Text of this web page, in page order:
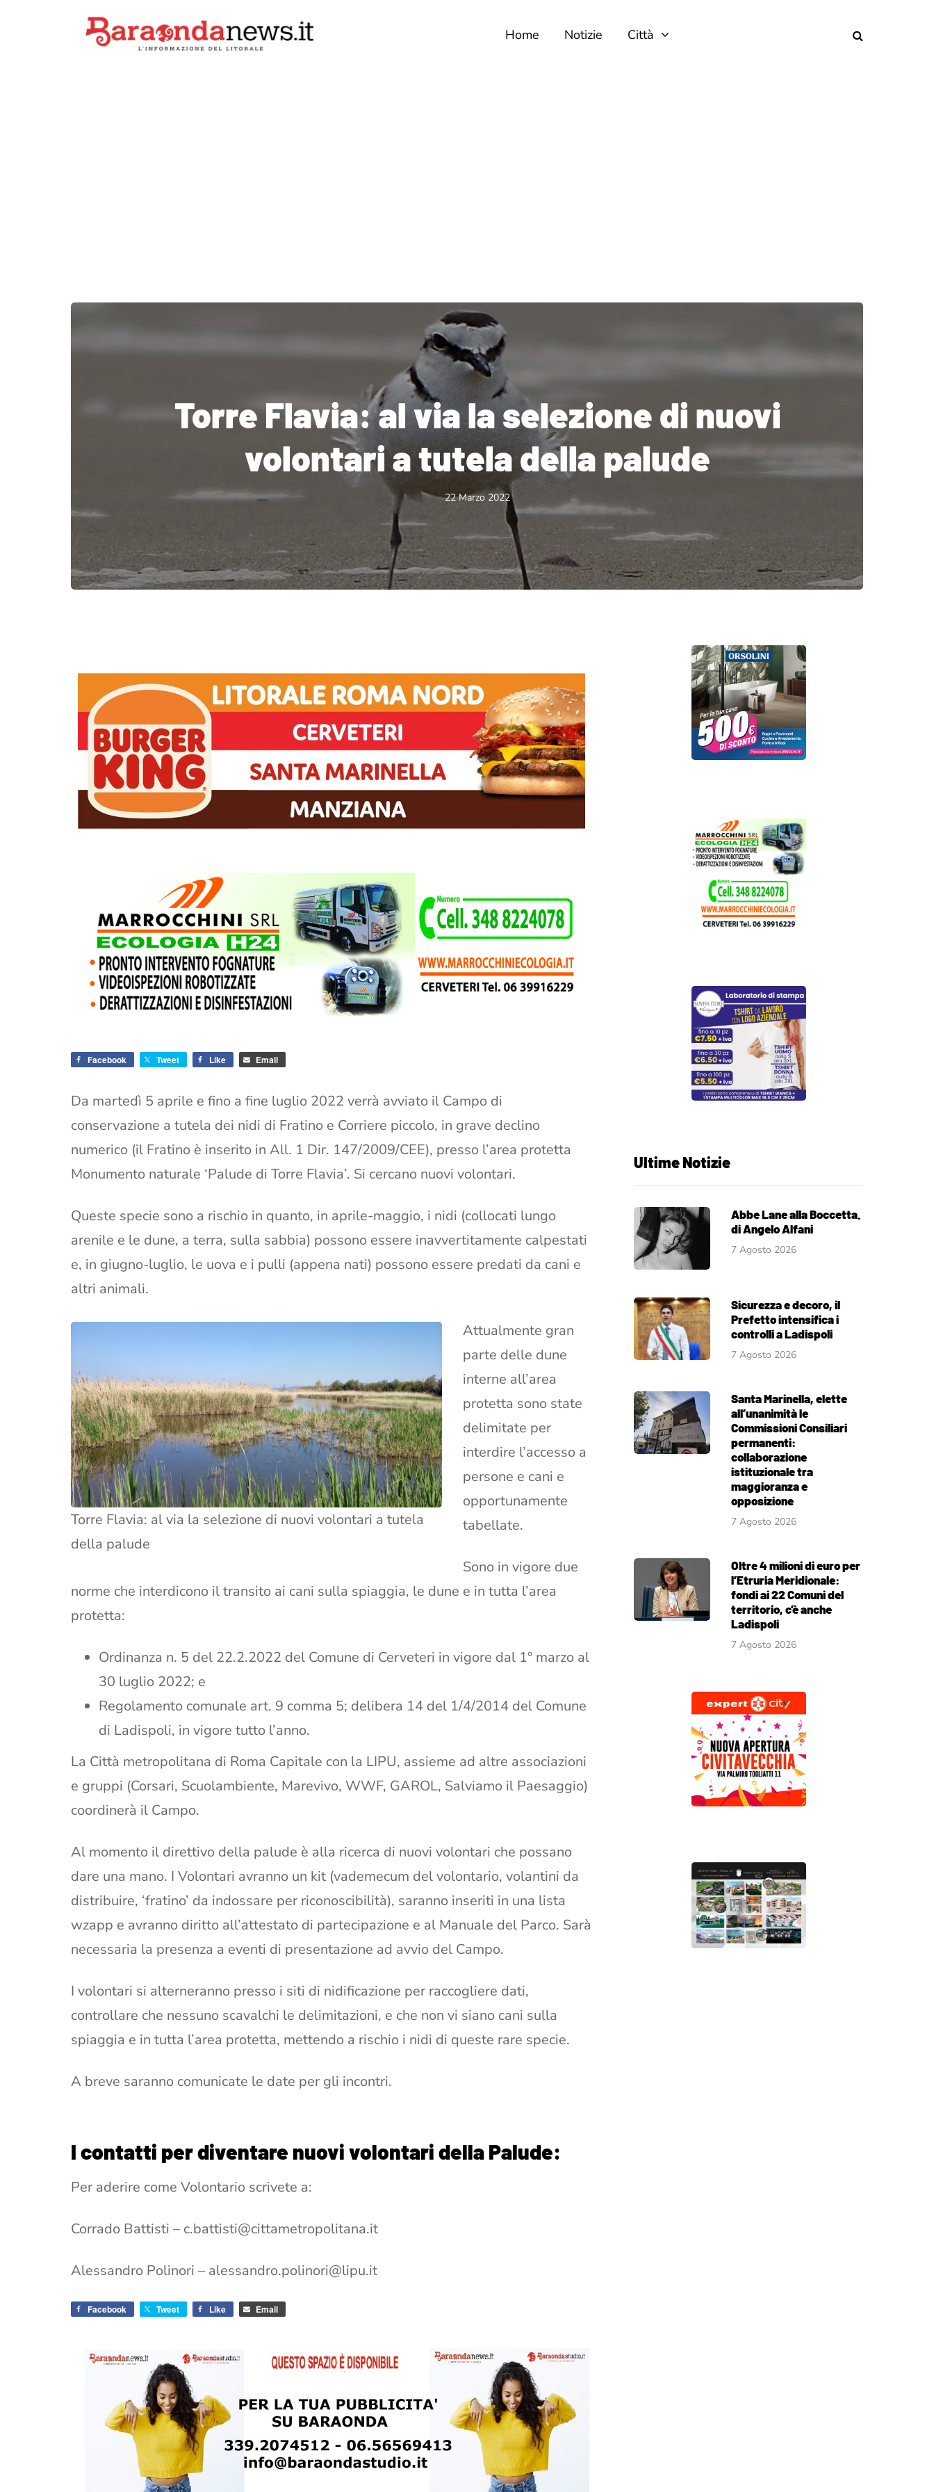
Home Notizie Città
Torre Flavia: al via la selezione di nuovi
volontari a tutela della palude
22 Marzo 2022
Facebook Tweet Like Email
Da martedì 5 aprile e fino a fine luglio 2022 verrà avviato il Campo di
conservazione a tutela dei nidi di Fratino e Corriere piccolo, in grave declino
numerico (il Fratino è inserito in All. 1 Dir. 147/2009/CEE), presso l’area protetta
Monumento naturale ‘Palude di Torre Flavia’. Si cercano nuovi volontari.
Queste specie sono a rischio in quanto, in aprile-maggio, i nidi (collocati lungo
arenile e le dune, a terra, sulla sabbia) possono essere inavvertitamente calpestati
e, in giugno-luglio, le uova e i pulli (appena nati) possono essere predati da cani e
altri animali.
Torre Flavia: al via la selezione di nuovi volontari a tutela
della palude
Attualmente gran
parte delle dune
interne all’area
protetta sono state
delimitate per
interdire l’accesso a
persone e cani e
opportunamente
tabellate.
Sono in vigore due
norme che interdicono il transito ai cani sulla spiaggia, le dune e in tutta l’area
protetta:
Ordinanza n. 5 del 22.2.2022 del Comune di Cerveteri in vigore dal 1° marzo al
30 luglio 2022; e
Regolamento comunale art. 9 comma 5; delibera 14 del 1/4/2014 del Comune
di Ladispoli, in vigore tutto l’anno.
La Città metropolitana di Roma Capitale con la LIPU, assieme ad altre associazioni
e gruppi (Corsari, Scuolambiente, Marevivo, WWF, GAROL, Salviamo il Paesaggio)
coordinerà il Campo.
Al momento il direttivo della palude è alla ricerca di nuovi volontari che possano
dare una mano. I Volontari avranno un kit (vademecum del volontario, volantini da
distribuire, ‘fratino’ da indossare per riconoscibilità), saranno inseriti in una lista
wzapp e avranno diritto all’attestato di partecipazione e al Manuale del Parco. Sarà
necessaria la presenza a eventi di presentazione ad avvio del Campo.
I volontari si alterneranno presso i siti di nidificazione per raccogliere dati,
controllare che nessuno scavalchi le delimitazioni, e che non vi siano cani sulla
spiaggia e in tutta l’area protetta, mettendo a rischio i nidi di queste rare specie.
A breve saranno comunicate le date per gli incontri.
I contatti per diventare nuovi volontari della Palude:
Per aderire come Volontario scrivete a:
Corrado Battisti – c.battisti@cittametropolitana.it
Alessandro Polinori – alessandro.polinori@lipu.it
Facebook Tweet Like Email
Ultime Notizie
Abbe Lane alla Boccetta.
di Angelo Alfani
7 Agosto 2026
Sicurezza e decoro, il
Prefetto intensifica i
controlli a Ladispoli
7 Agosto 2026
Santa Marinella, elette
all’unanimità le
Commissioni Consiliari
permanenti:
collaborazione
istituzionale tra
maggioranza e
opposizione
7 Agosto 2026
Oltre 4 milioni di euro per
l’Etruria Meridionale:
fondi ai 22 Comuni del
territorio, c’è anche
Ladispoli
7 Agosto 2026